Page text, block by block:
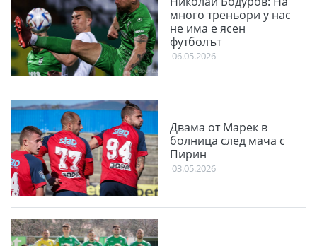
много треньори у нас
не има е ясен
футболът
06.05.2026
Двама от Марек в
болница след мача с
Пирин
03.05.2026